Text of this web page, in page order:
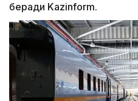
беради Kazinform.